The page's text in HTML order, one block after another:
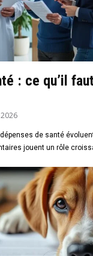
: ce qu’il faut
de santé
jouent un rôle